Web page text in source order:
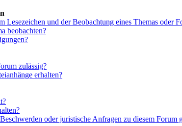
Lesezeichen und der Beobachtung eines Themas oder
beobachten?
zulässig?
erhalten?
oder juristische Anfragen zu diesem Forum